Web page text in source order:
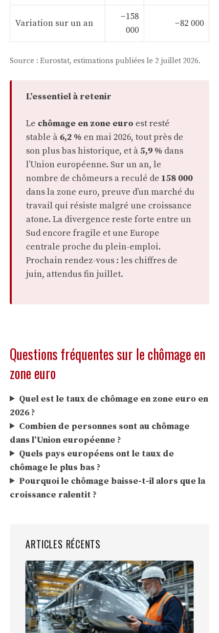
Variation sur un an
−158
000
−82 000
Source : Eurostat, estimations publiées le 2 juillet 2026.
L’essentiel à retenir
Le chômage en zone euro est resté
stable à 6,2 % en mai 2026, tout près de
son plus bas historique, et à5,9 % dans
l’Union européenne. Sur un an, le
nombre de chômeurs a reculé de 158 000
dans la zone euro, preuve d’un marché du
travail qui résiste malgré une croissance
atone. La divergence reste forte entre un
Sud encore fragile et une Europe
centrale proche du plein-emploi.
Prochain rendez-vous : les chiffres de
juin, attendus fin juillet.
Questions fréquentes sur le chômage en
zone euro
Quel est le taux de chômage en zone euro en
2026 ?
Combien de personnes sont au chômage
dans l’Union européenne ?
Quels pays européens ont le taux de
chômage le plus bas ?
Pourquoi le chômage baisse-t-il alors que la
croissance ralentit ?
ARTICLES RÉCENTS